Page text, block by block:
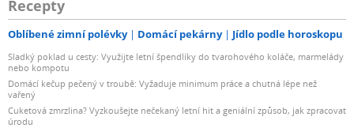
Recepty
Oblíbené zimní polévky Domácí pekárny Jídlo podle horoskopu
Sladký poklad u cesty: Využijte letní špendlíky do tvarohového koláče, marmelády
nebo kompotu
Domácí kečup pečený v troubě: Vyžaduje minimum práce a chutná lépe než
vařený
Cuketová zmrzlina? Vyzkoušejte nečekaný letní hit a geniální způsob, jak zpracovat
úrodu